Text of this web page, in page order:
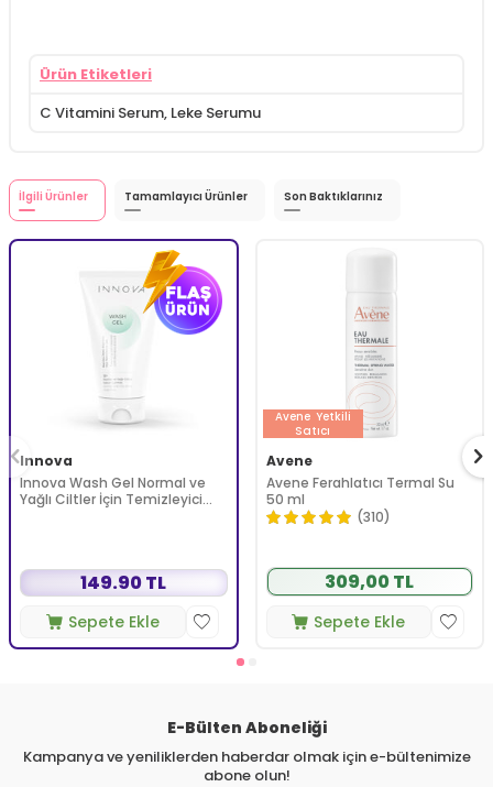
Ürün Etiketleri
C Vitamini Serum, Leke Serumu
İlgili Ürünler Tamamlayıcı Ürünler Son Baktıklarınız
Innova
Innova Wash Gel Normal ve
Yağlı Ciltler İçin Temizleyici
149.90 TL
Sepete Ekle
Avene Yetkili
Satıcı
Avene
Avene Ferahlatıcı Termal Su
50 ml
(310)
309,00 TL
Sepete Ekle
E-Bülten Aboneliği
Kampanya ve yeniliklerden haberdar olmak için e-bültenimize
abone olun!